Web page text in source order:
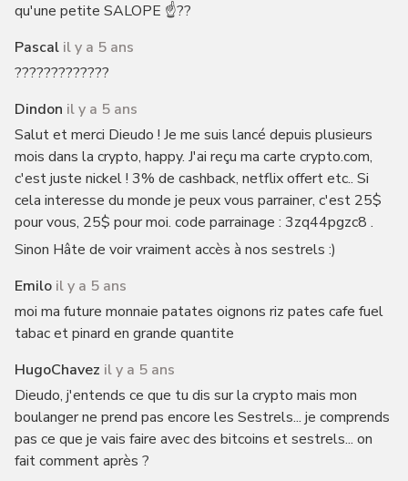
qu'une petite SALOPE ☝️??
Pascal il y a 5 ans
?????????????
Dindon il y a 5 ans
Salut et merci Dieudo ! Je me suis lancé depuis plusieurs
mois dans la crypto, happy. J'ai reçu ma carte crypto.com,
c'est juste nickel ! 3% de cashback, netflix offert etc.. Si
cela interesse du monde je peux vous parrainer, c'est 25$
pour vous, 25$ pour moi. code parrainage : 3zq44pgzc8 .
Sinon Hâte de voir vraiment accès à nos sestrels :)
Emilo il y a 5 ans
moi ma future monnaie patates oignons riz pates cafe fuel
tabac et pinard en grande quantite
HugoChavez il y a 5 ans
Dieudo, j'entends ce que tu dis sur la crypto mais mon
boulanger ne prend pas encore les Sestrels... je comprends
pas ce que je vais faire avec des bitcoins et sestrels... on
fait comment après ?